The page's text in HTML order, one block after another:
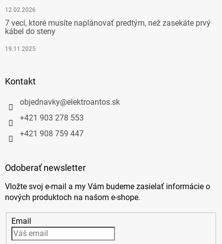
12.02.2026
7 vecí, ktoré musíte naplánovať predtým, než zasekáte prvý
kábel do steny
19.11.2025
Kontakt
objednavky@elektroantos.sk
+421 903 278 553
+421 908 759 447
Odoberať newsletter
Vložte svoj e-mail a my Vám budeme zasielať informácie o
nových produktoch na našom e-shope.
Email